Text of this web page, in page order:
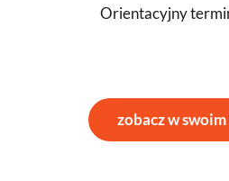
Orientacyjny
zobacz w